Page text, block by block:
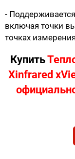
-
включая точки
точках
Купить
Xinfrared